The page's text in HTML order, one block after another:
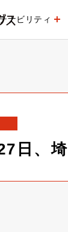
ナビリティ
日、